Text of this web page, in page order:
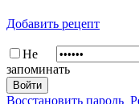
Добавить рецепт
Не
запоминать
Восстановить пароль